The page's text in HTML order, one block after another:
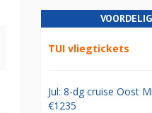
TUI vliegtickets
Jul: 8-dg cruise Oost
€1235